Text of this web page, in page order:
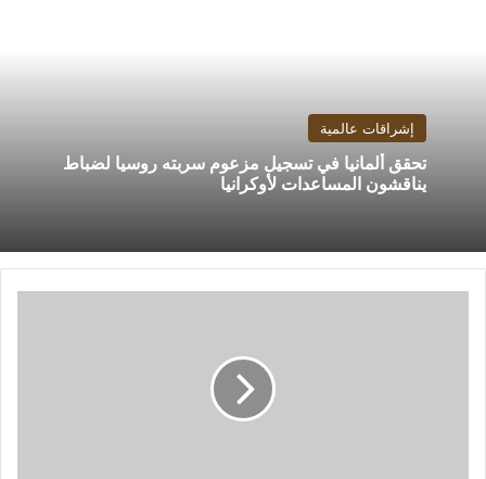
إشراقات عالمية
تحقق ألمانيا في تسجيل مزعوم سربته روسيا لضباط
يناقشون المساعدات لأوكرانيا